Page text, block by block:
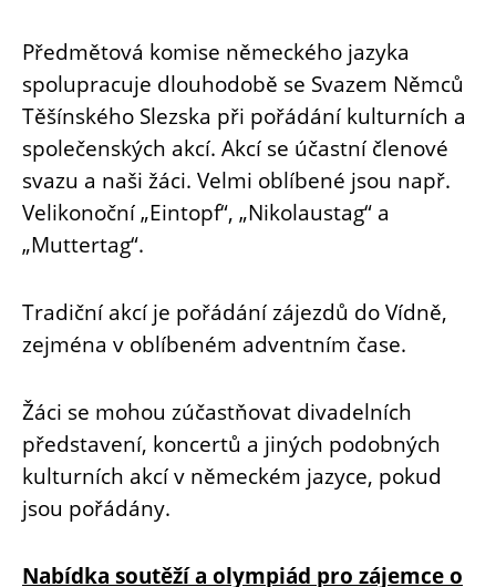
Předmětová komise německého jazyka
spolupracuje dlouhodobě se Svazem Němců
Těšínského Slezska při pořádání kulturních a
společenských akcí. Akcí se účastní členové
svazu a naši žáci. Velmi oblíbené jsou např.
Velikonoční „Eintopf“, „Nikolaustag“ a
„Muttertag“.
Tradiční akcí je pořádání zájezdů do Vídně,
zejména v oblíbeném adventním čase.
Žáci se mohou zúčastňovat divadelních
představení, koncertů a jiných podobných
kulturních akcí v německém jazyce, pokud
jsou pořádány.
Nabídka soutěží a olympiád pro zájemce o